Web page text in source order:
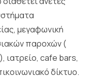
μεγαφωνική
παροχών (
ιατρείο, cafe bars,
δίκτυο.